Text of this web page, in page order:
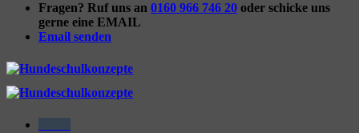
Fragen? Ruf uns an 0160 966 746 20 oder schicke uns
gerne eine EMAIL
Email senden